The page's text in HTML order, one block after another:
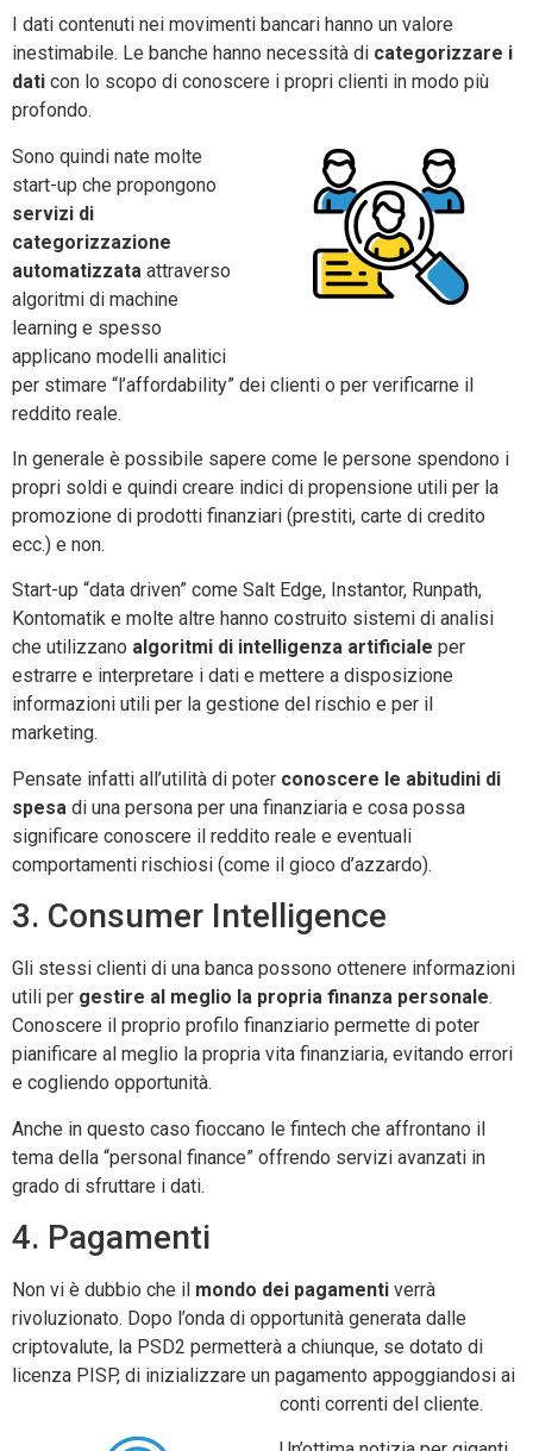
I dati contenuti nei movimenti bancari hanno un valore
inestimabile. Le banche hanno necessità di categorizzare i
dati con lo scopo di conoscere i propri clienti in modo più
profondo.
Sono quindi nate molte
start-up che propongono
servizi di
categorizzazione
automatizzata attraverso
algoritmi di machine
learning e spesso
applicano modelli analitici
per stimare “l’affordability” dei clienti o per verificarne il
reddito reale.
In generale è possibile sapere come le persone spendono i
propri soldi e quindi creare indici di propensione utili per la
promozione di prodotti finanziari (prestiti, carte di credito
ecc.) e non.
Start-up “data driven” come Salt Edge, Instantor, Runpath,
Kontomatik e molte altre hanno costruito sistemi di analisi
che utilizzano algoritmi di intelligenza artificiale per
estrarre e interpretare i dati e mettere a disposizione
informazioni utili per la gestione del rischio e per il
marketing.
Pensate infatti all’utilità di poter conoscere le abitudini di
spesa di una persona per una finanziaria e cosa possa
significare conoscere il reddito reale e eventuali
comportamenti rischiosi (come il gioco d’azzardo).
3. Consumer Intelligence
Gli stessi clienti di una banca possono ottenere informazioni
utili per gestire al meglio la propria finanza personale.
Conoscere il proprio profilo finanziario permette di poter
pianificare al meglio la propria vita finanziaria, evitando errori
e cogliendo opportunità.
Anche in questo caso fioccano le fintech che affrontano il
tema della “personal finance” offrendo servizi avanzati in
grado di sfruttare i dati.
4. Pagamenti
Non vi è dubbio che il mondo dei pagamenti verrà
rivoluzionato. Dopo l’onda di opportunità generata dalle
criptovalute, la PSD2 permetterà a chiunque, se dotato di
licenza PISP, di inizializzare un pagamento appoggiandosi ai
conti correnti del cliente.